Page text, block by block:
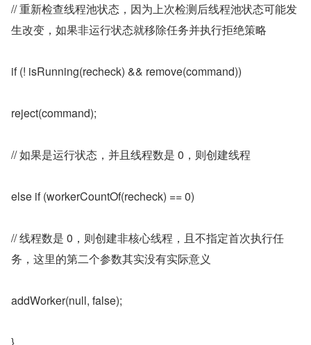
// 重新检查线程池状态，因为上次检测后线程池状态可能发
生改变，如果非运行状态就移除任务并执行拒绝策略
if (! isRunning(recheck) && remove(command))
reject(command);
// 如果是运行状态，并且线程数是 0，则创建线程
else if (workerCountOf(recheck) == 0)
// 线程数是 0，则创建非核心线程，且不指定首次执行任
务，这里的第二个参数其实没有实际意义
addWorker(null, false);